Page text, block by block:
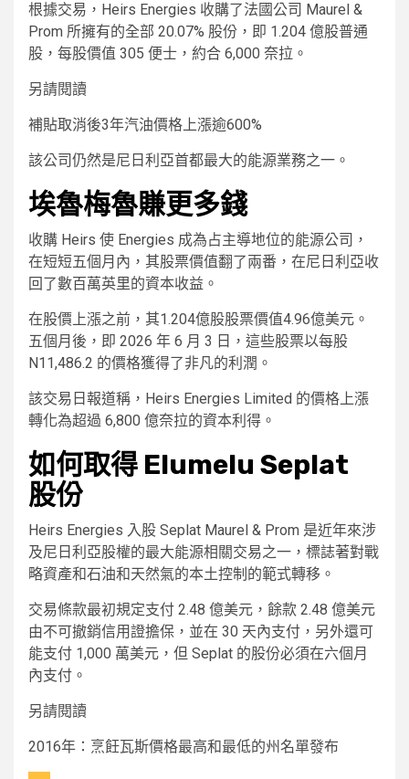
根據交易，Heirs Energies 收購了法國公司 Maurel &
Prom 所擁有的全部 20.07% 股份，即 1.204 億股普通
股，每股價值 305 便士，約合 6,000 奈拉。
另請閱讀
補貼取消後3年汽油價格上漲逾600%
該公司仍然是尼日利亞首都最大的能源業務之一。
埃魯梅魯賺​​更多錢
收購 Heirs 使 Energies 成為占主導地位的能源公司，
在短短五個月內，其股票價值翻了兩番，在尼日利亞收
回了數百萬英里的資本收益。
在股價上漲之前，其1.204億股股票價值4.96億美元。
五個月後，即 2026 年 6 月 3 日，這些股票以每股
N11,486.2 的價格獲得了非凡的利潤。
該交易日報道稱，Heirs Energies Limited 的價格上漲
轉化為超過 6,800 億奈拉的資本利得。
如何取得 Elumelu Seplat
股份
Heirs Energies 入股 Seplat Maurel & Prom 是近年來涉
及尼日利亞股權的最大能源相關交易之一，標誌著對戰
略資產和石油和天然氣的本土控制的範式轉移。
交易條款最初規定支付 2.48 億美元，餘款 2.48 億美元
由不可撤銷信用證擔保，並在 30 天內支付，另外還可
能支付 1,000 萬美元，但 Seplat 的股份必須在六個月
內支付。
另請閱讀
2016年：烹飪瓦斯價格最高和最低的州名單發布